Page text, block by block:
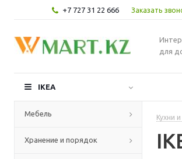
+7 727 31 22 666 Заказать
для
IKEA
Мебель
Хранение и порядок
Кухни